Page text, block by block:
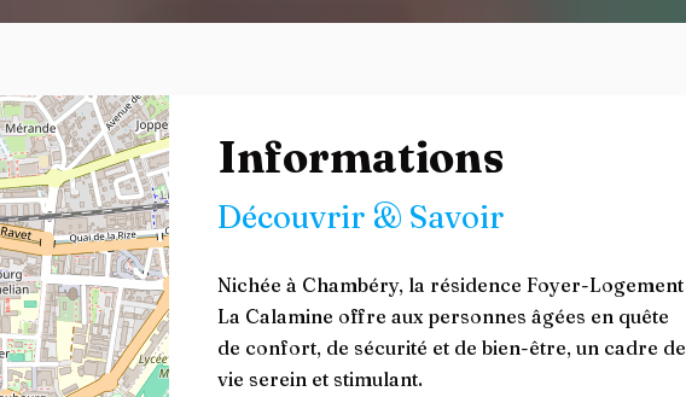
Informations
Découvrir & Savoir
Nichée à Chambéry, la résidence Foyer-Logement
La Calamine offre aux personnes âgées en quête
de confort, de sécurité et de bien-être, un cadre de
vie serein et stimulant.